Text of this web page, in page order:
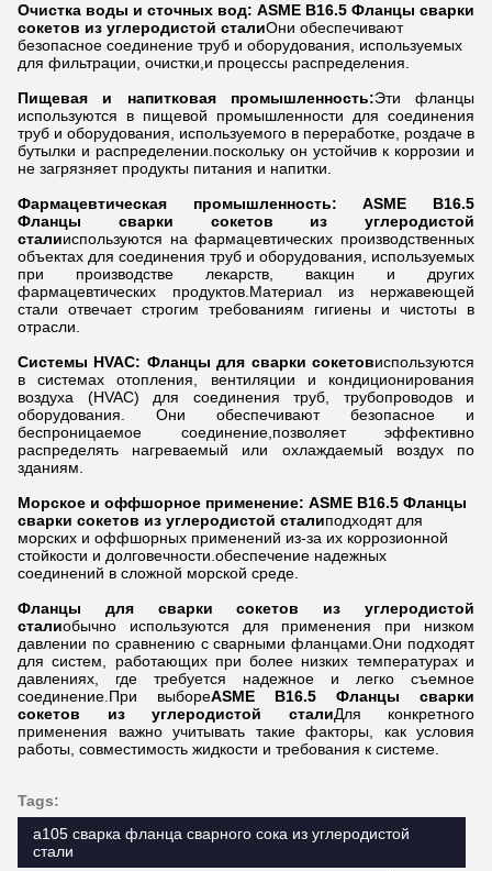
Очистка воды и сточных вод: ASME B16.5 Фланцы сварки
сокетов из углеродистой сталиОни обеспечивают
безопасное соединение труб и оборудования, используемых
для фильтрации, очистки,и процессы распределения.
Пищевая и напитковая промышленность:Эти фланцы
используются в пищевой промышленности для соединения
труб и оборудования, используемого в переработке, роздаче в
бутылки и распределении.поскольку он устойчив к коррозии и
не загрязняет продукты питания и напитки.
Фармацевтическая промышленность: ASME B16.5
Фланцы сварки сокетов из углеродистой
сталииспользуются на фармацевтических производственных
объектах для соединения труб и оборудования, используемых
при производстве лекарств, вакцин и других
фармацевтических продуктов.Материал из нержавеющей
стали отвечает строгим требованиям гигиены и чистоты в
отрасли.
Системы HVAC: Фланцы для сварки сокетовиспользуются
в системах отопления, вентиляции и кондиционирования
воздуха (HVAC) для соединения труб, трубопроводов и
оборудования. Они обеспечивают безопасное и
беспроницаемое соединение,позволяет эффективно
распределять нагреваемый или охлаждаемый воздух по
зданиям.
Морское и оффшорное применение: ASME B16.5 Фланцы
сварки сокетов из углеродистой сталиподходят для
морских и оффшорных применений из-за их коррозионной
стойкости и долговечности.обеспечение надежных
соединений в сложной морской среде.
Фланцы для сварки сокетов из углеродистой
сталиобычно используются для применения при низком
давлении по сравнению с сварными фланцами.Они подходят
для систем, работающих при более низких температурах и
давлениях, где требуется надежное и легко съемное
соединение.При выбореASME B16.5 Фланцы сварки
сокетов из углеродистой сталиДля конкретного
применения важно учитывать такие факторы, как условия
работы, совместимость жидкости и требования к системе.
Tags:
a105 сварка фланца сварного сока из углеродистой
стали